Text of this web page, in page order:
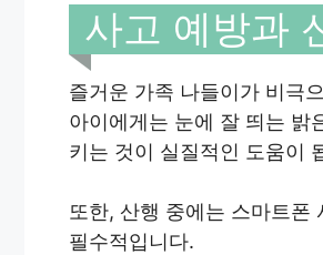
사고 예방과
즐거운 가족 나들이가 비극
아이에게는 눈에 잘 띄는 밝
키는 것이 실질적인 도움이
또한, 산행 중에는 스마트폰
필수적입니다.